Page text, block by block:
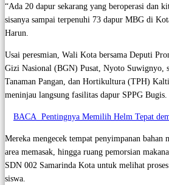
“Ada 20 dapur sekarang yang beroperasi dan
sisanya sampai terpenuhi 73 dapur MBG di
Harun.
Usai peresmian, Wali Kota bersama Deputi
Gizi Nasional (BGN) Pusat, Nyoto Suwignyo,
Tanaman Pangan, dan Hortikultura (TPH)
meninjau langsung fasilitas dapur SPPG Bugis.
BACA Pentingnya Memilih Helm Tepat
Mereka mengecek tempat penyimpanan bahan
area memasak, hingga ruang pemorsian
SDN 002 Samarinda Kota untuk melihat
siswa.